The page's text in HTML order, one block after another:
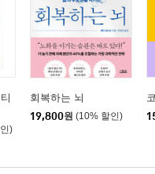
)
회복하는 뇌
19,800원 (10% 할인)